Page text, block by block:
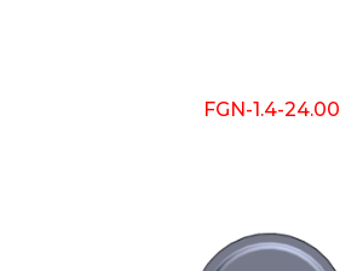
FGN-1.4-24.00